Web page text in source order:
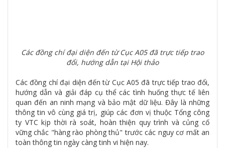
Các đồng chí đại diện đến từ Cục A05 đã trực tiếp trao
đổi, hướng dẫn tại Hội thảo
Các đồng chí đại diện đến từ Cục A05 đã trực tiếp trao đổi,
hướng dẫn và giải đáp cụ thể các tình huống thực tế liên
quan đến an ninh mạng và bảo mật dữ liệu. Đây là những
thông tin vô cùng giá trị, giúp các đơn vị thuộc Tổng công
ty VTC kịp thời rà soát, hoàn thiện quy trình và củng cố
vững chắc "hàng rào phòng thủ" trước các nguy cơ mất an
toàn thông tin ngày càng tinh vi hiện nay.